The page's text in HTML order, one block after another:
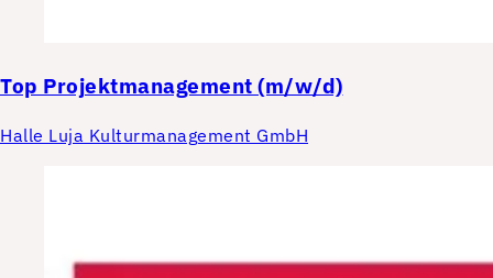
Top Projektmanagement (m/w/d)
Halle Luja Kulturmanagement GmbH